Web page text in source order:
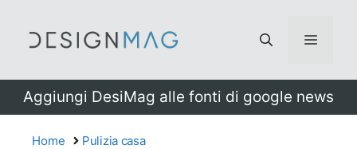
Menu
Aggiungi DesiMag alle fonti di google news
Home Pulizia casa